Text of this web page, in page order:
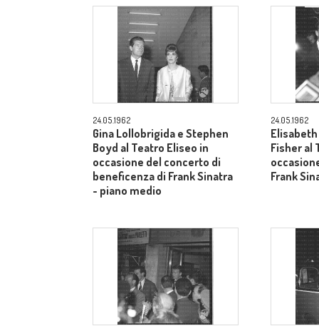
24.05.1962
Gina Lollobrigida e Stephen
Boyd al Teatro Eliseo in
occasione del concerto di
beneficenza di Frank Sinatra
- piano medio
24.05.1962
Fisher al
Frank